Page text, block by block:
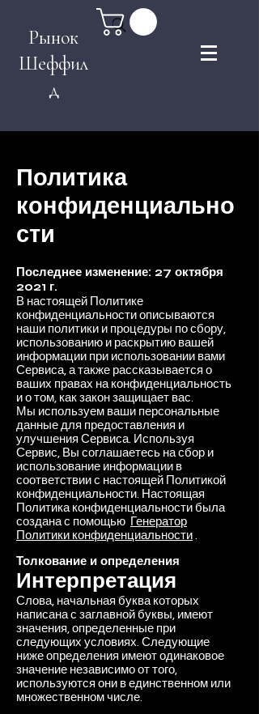
Рынок
Шеффил
д
Search
Политика
конфиденциально
сти
Последнее изменение: 27 октября
2021 г.
В настоящей Политике
конфиденциальности описываются
наши политики и процедуры по сбору,
использованию и раскрытию вашей
информации при использовании вами
Сервиса, а также рассказывается о
ваших правах на конфиденциальность
и о том, как закон защищает вас.
Мы используем ваши персональные
данные для предоставления и
улучшения Сервиса. Используя
Сервис, Вы соглашаетесь на сбор и
использование информации в
соответствии с настоящей Политикой
конфиденциальности. Настоящая
Политика конфиденциальности была
создана с помощью Генератор
Политики конфиденциальности
Толкование и определения
Интерпретация
Слова, начальная буква которых
написана с заглавной буквы, имеют
значения, определенные при
следующих условиях. Следующие
ниже определения имеют одинаковое
значение независимо от того,
используются они в единственном или
множественном числе.